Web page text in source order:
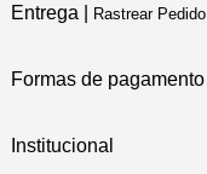
Entrega | Rastrear Pedido
Formas de pagamento
Institucional